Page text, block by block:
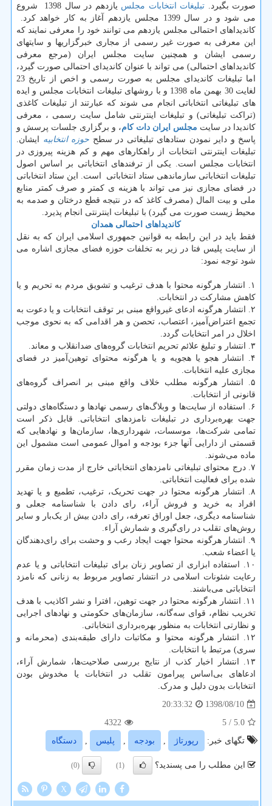
صورت بگیرد. تبلیغات انتخابات مجلس
یازدهم در سال 1398 شروع
می شود و در سال 1399 مجلس یازدهم آغاز به کار خواهد کرد.
كاندیداهای احتمالی مجلس یازدهم می توانند خود را معرفی نمایند که
این معرفی به صورت غیر رسمی از مجاری خبرگزاریها و سایتهای
رسمی ایشان و همچنین سایت مجلس ایران (مرجع معرفی
کاندیداهای احتمالی) می تواند با عنوان کاندیدای احتمالی صورت گیرد،
اما تبلیغات کاندیدای مجلس به صورت رسمی و اخص از تاریخ 23
لغایت 30 بهمن ماه 1398 و با روشهای تبلیغات انتخابات مجلس و ایده
های تبلیغاتی انتخاباتی انجام می شوند که عبارتند از تبلیغات کاغذی
(تراکت تبلیغاتی) و تبلیغات اینترنتی شامل سایت رسمی ، معرفی
کاندیدا در سایت مجلس ایران دات کام، و برگزاری جلسات پرسش و
پاسخ و دایر نمودن ستادهای تبلیغاتی در سطح حوزه انتخابیه ایشان.
تبلیغات اینترنتی انتخابات از راهکارهای مهم و کم هزینه پیروزی در
انتخابات مجلس است. یکی از ترفندهای انتخاباتی بر اساس اصول
تبلیغات انتخاباتی سازماندهی ستاد انتخاباتی است. این ستاد انتخاباتی
در فضای مجازی نیز می تواند با هزینه ی کمتر و صرف کمتر منابع
ملی و بیت المال (مصرف کاغذ که در نتیجه قطع درختان و صدمه به
محیط زیست صورت می گیرد) با تبلیغات اینترنتی انجام پذیرد.
کاندیداهای احتمالی همدان
فقط باید در این رابطه به قوانین جمهوری اسلامی ایران که به نقل
از سایت پلیس فتا در زیر به تخلفات حوزه فضای مجازی اشاره می
شود توجه نمود:
۱. انتشار هرگونه محتوا با هدف ترغیب و تشویق مردم به تحریم و یا
کاهش مشارکت در انتخابات.
۲. انتشار هرگونه ادعای غیرواقع مبنی بر توقف انتخابات و یا دعوت به
تجمع اعتراض‌آمیز‌، اعتصاب‌، تحصن و هر اقدامی که به نحوی موجب
اخلال در امر انتخابات گردد.
۳. انتشار و تبلیغ علائم تحریم انتخابات گروه‌های ضد‌انقلاب و معاند.
۴. انتشار هجو یا هجویه و یا هرگونه محتوای توهین‌آمیز در فضای
مجازی علیه انتخابات.
۵. انتشار هرگونه مطلب خلاف واقع مبنی بر انصراف گروه‌های
قانونی از انتخابات.
۶. استفاده از سایت‌ها و وبلاگ‌های رسمی نهادها و دستگاه‌های دولتی
جهت بهره‌برداری در تبلیغات نامزدهای انتخاباتی. قابل ذکر است
تمامی شرکت‌ها‌، موسسات‌، شهرداری‌ها‌، سازمان‌ها و نهادهایی که
قسمتی از دارایی آنها جزء بودجه و اموال عمومی است مشمول این
ماده می‌شوند.
۷. درج محتوای تبلیغاتی نامزدهای انتخاباتی خارج از مدت زمان مقرر
شده برای فعالیت انتخاباتی.
۸. انتشار هرگونه محتوا در جهت تحریک‌، ترغیب‌، تطمیع و یا تهدید
افراد به خرید و فروش آراء‌، رای دادن با شناسنامه جعلی و
شناسنامه دیگری‌، جعل اوراق تعرفه‌، رای دادن بیش از یک‌بار و سایر
روش‌های تقلب در رای‌گیری و شمارش آراء.
۹. انتشار هرگونه محتوا جهت ایجاد رعب و وحشت برای رای‌دهندگان
یا اعضاء شعب.
۱۰. استفاده ابزاری از تصاویر زنان برای تبلیغات انتخاباتی و یا عدم
رعایت شئونات اسلامی در انتشار تصاویر مربوط به زنانی که نامزد
انتخاباتی می‌باشند.
۱۱. انتشار هرگونه محتوا در جهت توهین‌، افترا و نشر اکاذیب با هدف
تخریب نظام‌، قوای سه‌گانه‌، سازمان‌های حکومتی و نهادهای اجرایی
و نظارتی انتخابات به منظور بهره‌برداری انتخاباتی.
۱۲. انتشار هرگونه محتوا و مکاتبات دارای طبقه‌بندی (محرمانه و
سری) مرتبط با انتخابات‌.
۱۳. انتشار اخبار کذب از نتایج بررسی صلاحیت‌ها‌، شمارش آراء‌،
ادعاهای بی‌اساس پیرامون تقلب در انتخابات یا مخدوش بودن
انتخابات بدون دلیل و مدرک.
1398/08/10
20:33:32
5.0
/ 5
4322
تگهای خبر:
رپورتاژ , بودجه , پلیس , دستگاه
این مطلب را می پسندید؟ (1)
(0)
X